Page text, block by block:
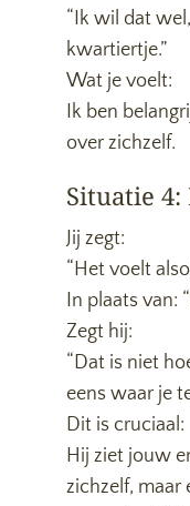
“Ik wil dat
kwartiertje.”
Wat je voelt:
Ik ben
over zichzelf.
Situatie
Jij zegt:
“Het voelt
In plaats van:
Zegt hij:
“Dat is niet
eens waar je
Dit is cruciaal:
Hij ziet jouw
zichzelf, maar